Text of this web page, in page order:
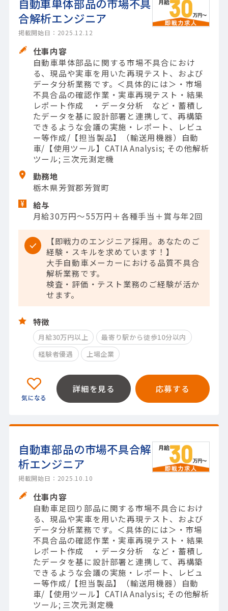
自動車単体部品の市場不具
合解析エンジニア
掲載開始日：2025.12.12
仕事内容
自動車単体部品に関する市場不具合におけ
る、現品や実車を用いた再現テスト、および
データ分析業務です。＜具体的には＞・市場
不具合品の確認作業・実車再現テスト・結果
レポート作成 ・データ分析 など・蓄積し
たデータを基に設計部署と連携して、再構築
できるような会議の実施・レポート、レビュ
ー等作成/【担当製品】（輸送用機器）自動
車/【使用ツール】CATIA Analysis; その他解析
ツール; 三次元測定機
勤務地
栃木県芳賀郡芳賀町
給与
月給30万円～55万円＋各種手当＋賞与年2回
【即戦力のエンジニア採用。あなたのご
経験・スキルを求めています！】
大手自動車メーカーにおける品質不具合
解析業務です。
検査・評価・テスト業務のご経験が活か
せます。
特徴
月給30万円以上
最寄り駅から徒歩10分以内
経験者優遇
上場企業
詳細を見る 応募する
自動車部品の市場不具合解
析エンジニア
掲載開始日：2025.10.10
仕事内容
自動車足回り部品に関する市場不具合におけ
る、現品や実車を用いた再現テスト、および
データ分析業務です。＜具体的には＞・市場
不具合品の確認作業・実車再現テスト・結果
レポート作成 ・データ分析 など・蓄積し
たデータを基に設計部署と連携して、再構築
できるような会議の実施・レポート、レビュ
ー等作成/【担当製品】（輸送用機器）自動
車/【使用ツール】CATIA Analysis; その他解析
ツール; 三次元測定機